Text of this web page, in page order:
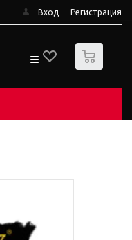
Вход Регистрация
0